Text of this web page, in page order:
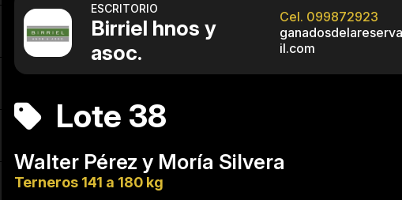
ESCRITORIO
Birriel hnos y
asoc.
Cel. 099872923
il.com
Lote 38
Walter Pérez y Moría Silvera
Terneros 141 a 180 kg